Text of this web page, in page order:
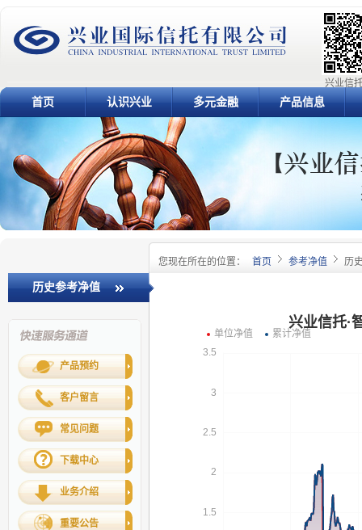
兴业信
首页 认识兴业 多元金融 产品信息
您现在所在的位置： 首页 参考净值 历
历史参考净值
产品预约
客户留言
常见问题
下载中心
业务介绍
重要公告